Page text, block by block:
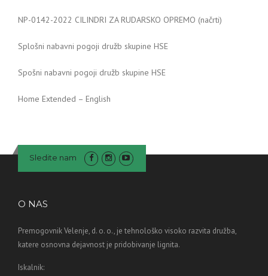
NP-0142-2022 CILINDRI ZA RUDARSKO OPREMO (načrti)
Splošni nabavni pogoji družb skupine HSE
Spošni nabavni pogoji družb skupine HSE
Home Extended – English
Sledite nam
O NAS
Premogovnik Velenje, d. o. o., je tehnološko visoko razvita družba,
katere osnovna dejavnost je pridobivanje lignita.
Iskalnik: